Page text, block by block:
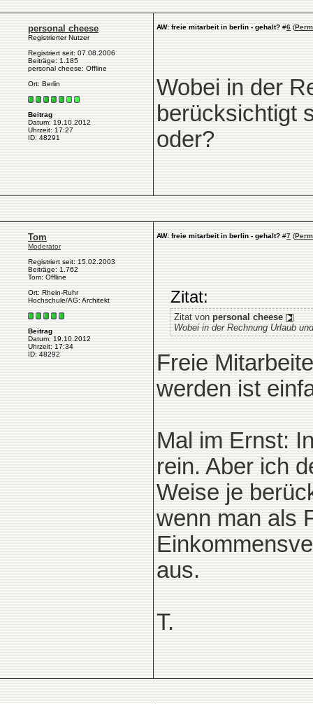
personal cheese
Registrierter Nutzer
Registriert seit: 07.08.2006
Beiträge: 1.185
personal cheese: Offline
Ort: Berlin
Beitrag
Datum: 19.10.2012
Uhrzeit: 17:27
ID: 48291
AW: freie mitarbeit in berlin - gehalt? #6 (
Wobei in der
berücksichtigt
oder?
Tom
Moderator
Registriert seit: 15.02.2003
Beiträge: 1.762
Tom: Offline
Ort: Rhein-Ruhr
Hochschule/AG: Architekt
Beitrag
Datum: 19.10.2012
Uhrzeit: 17:34
ID: 48292
AW: freie mitarbeit in berlin - gehalt? #7 (
Zitat:
Zitat von personal cheese
Wobei in der Rechnung Urlaub
Freie
werden ist
Mal im Ernst:
rein. Aber ich
Weise je
wenn man als
aus.
T.